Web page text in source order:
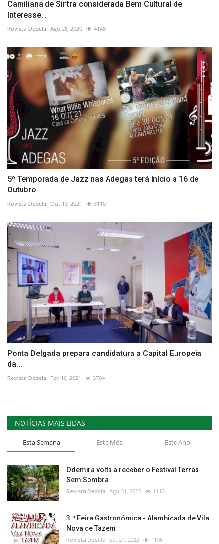
Camiliana de Sintra considerada Bem Cultural de
Interesse...
Revista Descla Ago 20, 2020 4148
5º Temporada de Jazz nas Adegas terá Início a 16 de
Outubro
Revista Descla Out 13, 2021 3110
Ponta Delgada prepara candidatura a Capital Europeia
da...
Revista Descla Fev 10, 2021 3704
NOTÍCIAS MAIS LIDAS
Esta Semana Este Mês Este Ano
Odemira volta a receber o Festival Terras
Sem Sombra
Revista Descla Ago 31, 2022 1112
3.ª Feira Gastronómica - Alambicada de Vila
Nova de Tazem
Revista Descla Set 27, 2022 1106